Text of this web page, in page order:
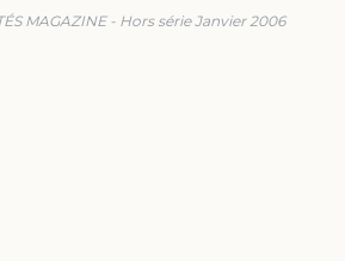
MAGAZINE - Hors série Janvier 2006